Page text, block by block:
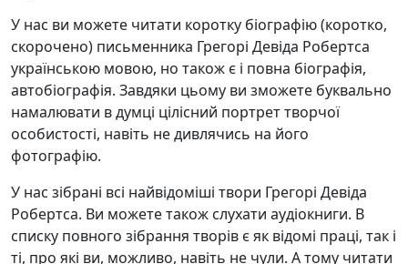
У нас ви можете читати коротку біографію (коротко,
скорочено) письменника Грегорі Девіда Робертса
українською мовою, но також є і повна біографія,
автобіографія. Завдяки цьому ви зможете буквально
намалювати в думці цілісний портрет творчої
особистості, навіть не дивлячись на його
фотографію.
У нас зібрані всі найвідоміші твори Грегорі Девіда
Робертса. Ви можете також слухати аудіокниги. В
списку повного зібрання творів є як відомі праці, так і
ті, про які ви, можливо, навіть не чули. А тому читати